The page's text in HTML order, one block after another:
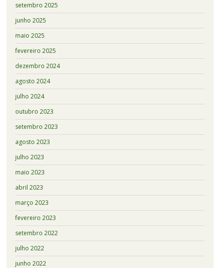
setembro 2025
junho 2025
maio 2025
fevereiro 2025
dezembro 2024
agosto 2024
julho 2024
outubro 2023
setembro 2023
agosto 2023
julho 2023
maio 2023
abril 2023
março 2023
fevereiro 2023
setembro 2022
julho 2022
junho 2022